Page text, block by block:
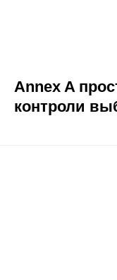
Annex A
контроли